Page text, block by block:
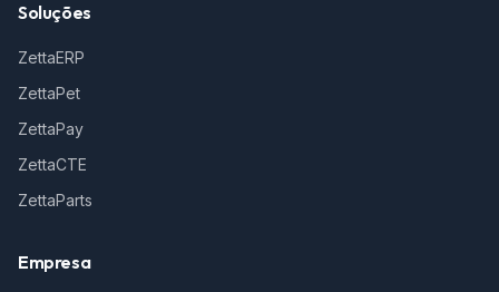
Soluções
ZettaERP
ZettaPet
ZettaPay
ZettaCTE
ZettaParts
Empresa